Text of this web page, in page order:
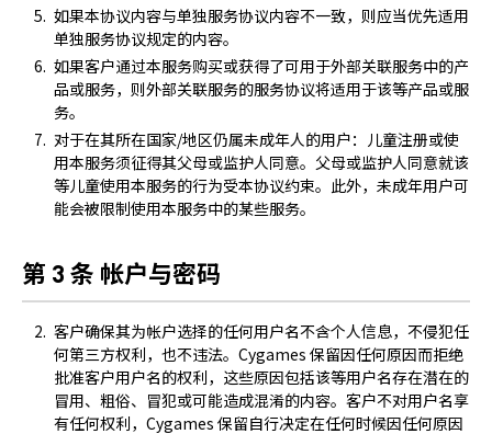
如果本协议内容与单独服务协议内容不一致，则应当优先适用
单独服务协议规定的内容。
如果客户通过本服务购买或获得了可用于外部关联服务中的产
品或服务，则外部关联服务的服务协议将适用于该等产品或服
务。
对于在其所在国家/地区仍属未成年人的用户：儿童注册或使
用本服务须征得其父母或监护人同意。父母或监护人同意就该
等儿童使用本服务的行为受本协议约束。此外，未成年用户可
能会被限制使用本服务中的某些服务。
第 3 条 帐户与密码
客户确保其为帐户选择的任何用户名不含个人信息，不侵犯任
何第三方权利，也不违法。Cygames 保留因任何原因而拒绝
批准客户用户名的权利，这些原因包括该等用户名存在潜在的
冒用、粗俗、冒犯或可能造成混淆的内容。客户不对用户名享
有任何权利，Cygames 保留自行决定在任何时候因任何原因